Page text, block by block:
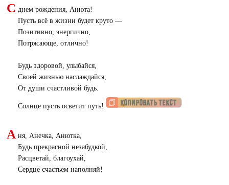
С днем рождения, Анюта!
Пусть всё в жизни будет круто —
Позитивно, энергично,
Потрясающе, отлично!
Будь здоровой, улыбайся,
Своей жизнью наслаждайся,
От души счастливой будь.
Солнце пусть осветит путь!
А ня, Анечка, Анютка,
Будь прекрасной незабудкой,
Расцветай, благоухай,
Сердце счастьем наполняй!